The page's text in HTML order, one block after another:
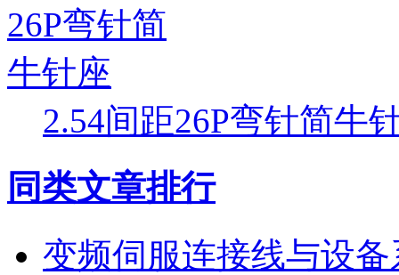
2.54间距26P弯针简牛
同类文章排行
变频伺服连接线与设